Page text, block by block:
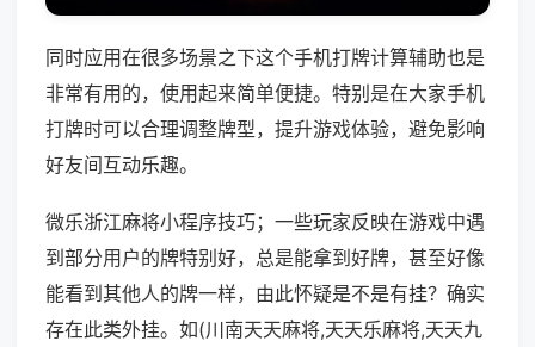
同时应用在很多场景之下这个手机打牌计算辅助也是
非常有用的，使用起来简单便捷。特别是在大家手机
打牌时可以合理调整牌型，提升游戏体验，避免影响
好友间互动乐趣。
微乐浙江麻将小程序技巧；一些玩家反映在游戏中遇
到部分用户的牌特别好，总是能拿到好牌，甚至好像
能看到其他人的牌一样，由此怀疑是不是有挂？确实
存在此类外挂。如(川南天天麻将,天天乐麻将,天天九